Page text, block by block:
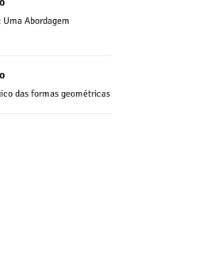
Abordagem
das formas geométricas